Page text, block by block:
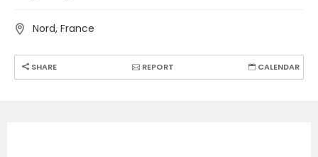
Nord, France
SHARE REPORT CALENDAR